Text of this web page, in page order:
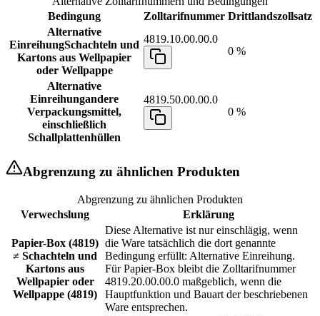
Bedingung
Zolltarifnummer Drittlandszollsatz
Alternative
EinreihungSchachteln und
Kartons aus Wellpapier
oder Wellpappe
4819.10.00.00.0
0 %
Alternative
Einreihungandere
Verpackungsmittel,
einschließlich
Schallplattenhüllen
4819.50.00.00.0
0 %
Abgrenzung zu ähnlichen Produkten
Abgrenzung zu ähnlichen Produkten
Verwechslung
Erklärung
Papier-Box (4819)
≠ Schachteln und
Kartons aus
Wellpapier oder
Wellpappe (4819)
Diese Alternative ist nur einschlägig, wenn
die Ware tatsächlich die dort genannte
Bedingung erfüllt: Alternative Einreihung.
Für Papier-Box bleibt die Zolltarifnummer
4819.20.00.00.0 maßgeblich, wenn die
Hauptfunktion und Bauart der beschriebenen
Ware entsprechen.